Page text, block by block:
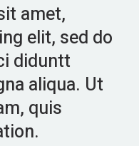
amet,
elit, sed do
diduntt
aliqua. Ut
quis